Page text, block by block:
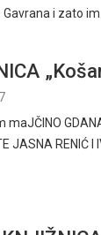
i zato im…
JASNA RENIĆ